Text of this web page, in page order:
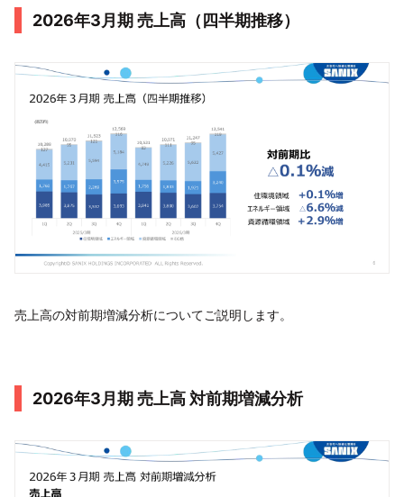
2026年3月期 売上高（四半期推移）
売上高の対前期増減分析についてご説明します。
2026年3月期 売上高 対前期増減分析